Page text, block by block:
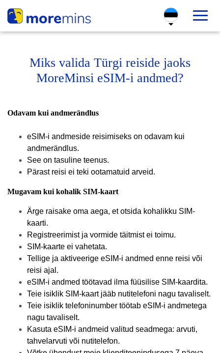
Miks valida Türgi reiside jaoks
MoreMinsi eSIM-i andmed?
Odavam kui andmerändlus
eSIM-i andmeside reisimiseks on odavam kui
andmerändlus.
See on tasuline teenus.
Pärast reisi ei teki ootamatuid arveid.
Mugavam kui kohalik SIM-kaart
Ärge raisake oma aega, et otsida kohalikku SIM-
kaarti.
Registreerimist ja vormide täitmist ei toimu.
SIM-kaarte ei vahetata.
Tellige ja aktiveerige eSIM-i andmed enne reisi või
reisi ajal.
eSIM-i andmed töötavad ilma füüsilise SIM-kaardita.
Teie isiklik SIM-kaart jääb nutitelefoni nagu tavaliselt.
Teie isiklik telefoninumber töötab eSIM-i andmetega
nagu tavaliselt.
Kasuta eSIM-i andmeid valitud seadmega: arvuti,
tahvelarvuti või nutitelefon.